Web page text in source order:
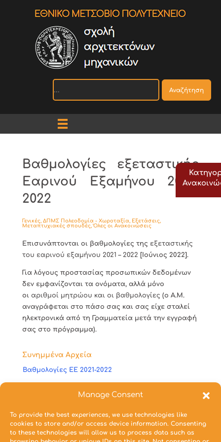
Manage Consent
To provide the best experiences, we use technologies like
cookies to store and/or access device information. Consenting
to these technologies will allow us to process data such as
Αναζήτηση
Βαθμολογίες εξεταστικής
Εαρινού Εξαμήνου 2021-
2022
Γενικές, ΔΠΜΣ Πολεοδομία - Χωροταξία, Εξετάσεις,
Μεταπτυχιακές σπουδές,Όλες οι Ανακοινώσεις
Επισυνάπτονται οι βαθμολογίες της εξεταστικής
του εαρινού εξαμήνου 2021 – 2022 [Ιούνιος 2022].
Για λόγους προστασίας προσωπικών δεδομένων
δεν εμφανίζονται τα ονόματα, αλλά μόνο
οι αριθμοί μητρώου και οι βαθμολογίες (ο Α.Μ.
αναγράφεται στο πάσο σας και σας είχε σταλεί
ηλεκτρονικά από τη Γραμματεία μετά την εγγραφή
σας στο πρόγραμμα).
Συνημμένα Αρχεία
Βαθμολογίες ΕΕ 2021-2022